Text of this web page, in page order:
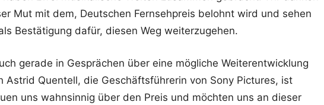
Mut mit dem, Deutschen Fernsehpreis belohnt wird und sehen
Bestätigung dafür, diesen Weg weiterzugehen.
gerade in Gesprächen über eine mögliche Weiterentwicklung
Astrid Quentell, die Geschäftsführerin von Sony Pictures, ist
uns wahnsinnig über den Preis und möchten uns an dieser